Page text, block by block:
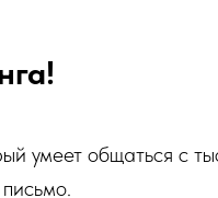
умеет общаться с